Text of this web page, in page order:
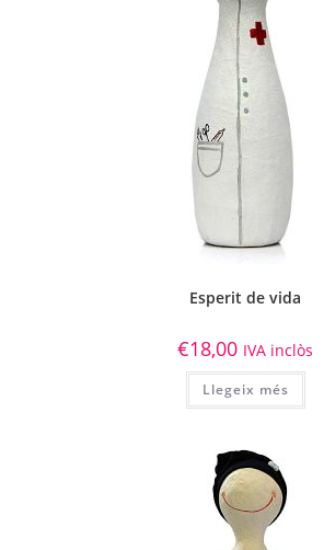
Esperit de vida
€18,00 IVA inclòs
Llegeix més